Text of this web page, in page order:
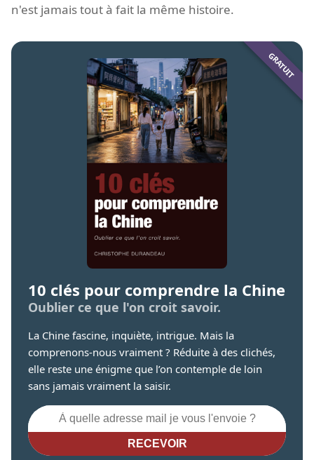
n'est jamais tout à fait la même histoire.
10 clés pour comprendre la Chine
Oublier ce que l'on croit savoir.
La Chine fascine, inquiète, intrigue. Mais la
comprenons-nous vraiment ? Réduite à des clichés,
elle reste une énigme que l’on contemple de loin
sans jamais vraiment la saisir.
RECEVOIR